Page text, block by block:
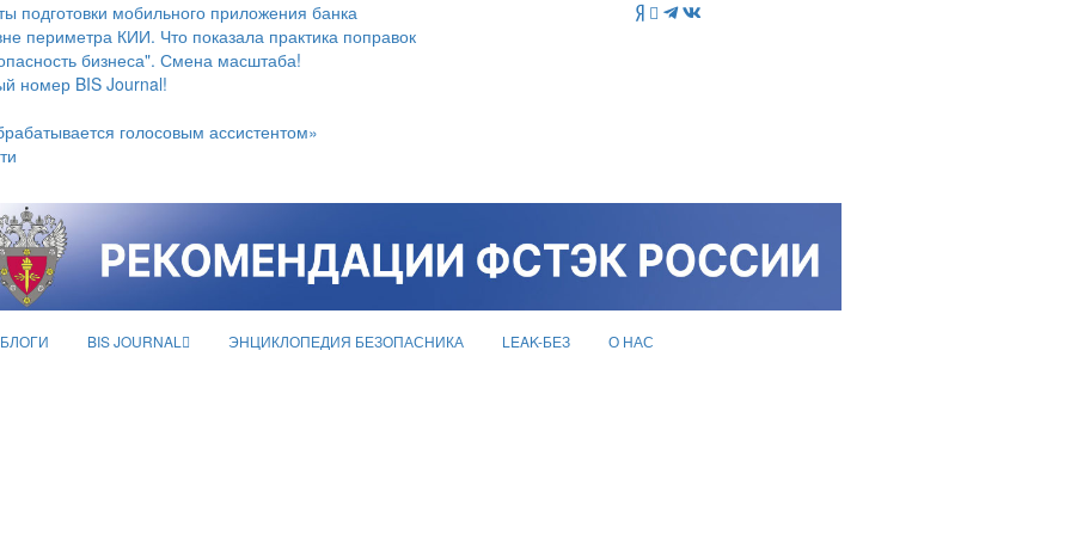
подготовки мобильного приложения банка
периметра КИИ. Что показала практика поправок
бизнеса". Смена масштаба!
номер BIS Journal!
голосовым ассистентом»
БЛОГИ BIS JOURNAL ЭНЦИКЛОПЕДИЯ БЕЗОПАСНИКА LEAK-БЕЗ О НАС